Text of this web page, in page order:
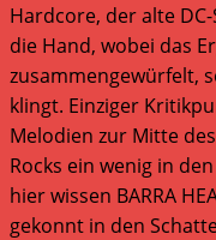
Hardcore, der alte
die Hand, wobei das
zusammengewürfelt,
klingt. Einziger
Melodien zur Mitte
Rocks ein wenig in
hier wissen BARRA
gekonnt in den